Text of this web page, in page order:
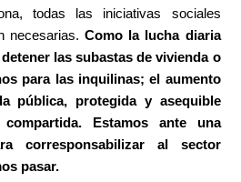
todas las iniciativas sociales
necesarias.Como la lucha diaria
las subastas de vivienda o
para las inquilinas; el aumento
pública, protegida y asequible
Estamos ante una
corresponsabilizar al sector
pasar.